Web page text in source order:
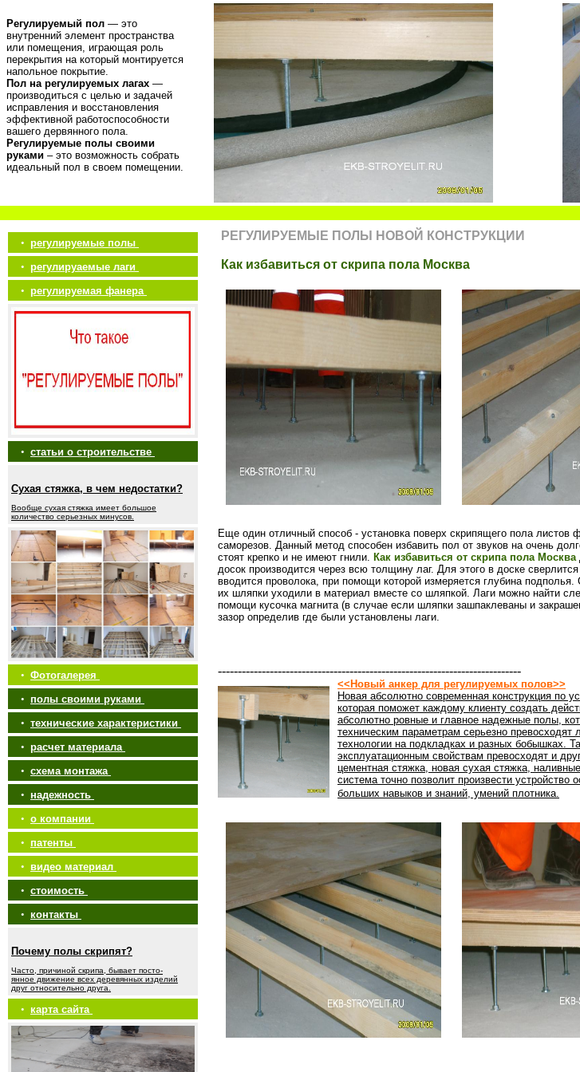
Регулируемый пол — это
внутренний элемент пространства
или помещения, играющая роль
перекрытия на который монтируется
напольное покрытие.
Пол на регулируемых лагах —
производиться с целью и задачей
исправления и восстановления
эффективной работоспособности
вашего дервянного пола.
Регулируемые полы своими
руками – это возможность собрать
идеальный пол в своем помещении.
• регулируемые полы
• регулируаемые лаги
• регулируемая фанера
• статьи о строительстве
Сухая стяжка, в чем недостатки?
Вообще сухая стяжка имеет большое
количество серьезных минусов.
• Фотогалерея
• полы своими руками
• технические характеристики
• расчет материала
• схема монтажа
• надежность
• о компании
• патенты
• видео материал
• стоимость
• контакты
Почему полы скрипят?
Часто, причиной скрипа, бывает посто-
янное движение всех деревянных изделий
друг относительно друга.
• карта сайта
РЕГУЛИРУЕМЫЕ ПОЛЫ НОВОЙ КОНСТРУКЦИИ
Как избавиться от скрипа пола Москва
Еще один отличный способ - установка поверх скрипящего пола
саморезов. Данный метод способен избавить пол от звуков на очень
стоят крепко и не имеют гнили. Как избавиться от скрипа пола Москва
досок производится через всю толщину лаг. Для этого в доске
вводится проволока, при помощи которой измеряется глубина
их шляпки уходили в материал вместе со шляпкой. Лаги можно найти
помощи кусочка магнита (в случае если шляпки зашпаклеваны и
зазор определив где были установлены лаги.
----------------------------------------------------------------------------
<<Новый анкер для регулируемых полов>>
Новая абсолютно современная конструкция по
которая поможет каждому клиенту создать
абсолютно ровные и главное надежные полы,
техническим параметрам серьезно
технологии на подкладках и разных бобышках.
эксплуатационным свойствам превосходят и
цементная стяжка, новая сухая стяжка,
система точно позволит произвести устройство
больших навыков и знаний, умений плотника.